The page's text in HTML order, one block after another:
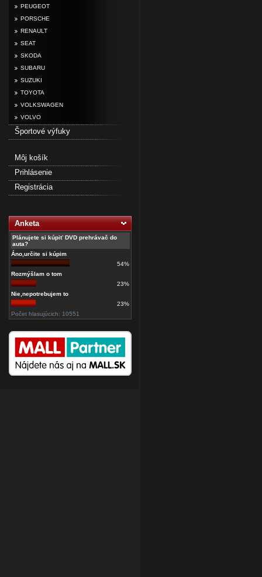
PEUGEOT
PORSCHE
RENAULT
SEAT
SKODA
SUBARU
SUZUKI
TOYOTA
VOLKSWAGEN
VOLVO
Športové výfuky
Môj košík
Prihlásenie
Registrácia
Anketa
Plánujete si kúpiť DVD prehrávač do
auta?
Áno,určite si kúpim
54%
Rozmýšlam o tom
23%
Nie,nepotrebujem to
23%
Počet hlasujúcich: 10551